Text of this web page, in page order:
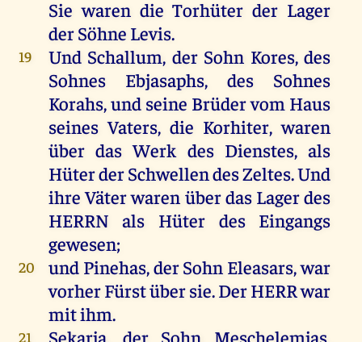
Sie waren die Torhüter der Lager
derSöhne Levis.
19 UndSchallum, der Sohn Kores,des
SohnesEbjasaphs,des
Sohnes
Korahs,und seine Brüdervom Haus
seines Vaters, die Korhiter,waren
über das Werk des Dienstes,als
HüterderSchwellendesZeltes.Und
ihre Väterwaren überdas Lagerdes
HERRN
als Hüter des
Eingangs
gewesen;
20 und Pinehas,derSohn Eleasars,war
vorherFürstübersie.DerHERRwar
mitihm.
21 Sekarja, der Sohn Meschelemjas,